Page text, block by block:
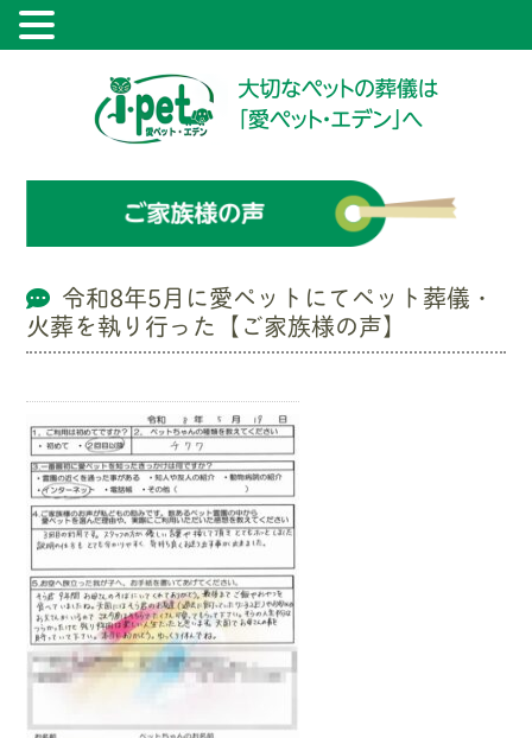
令和8年5月に愛ペットにてペット葬儀・
火葬を執り行った【ご家族様の声】